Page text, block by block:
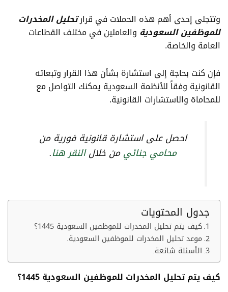
وتتجلى إحدى أهم هذه الحملات في قرارتحليل المخدرات
للموظفين السعودية والعاملين في مختلف القطاعات
العامة والخاصة.
فإن كنت بحاجة إلى استشارة بشأن هذا القرار وتبعاته
القانونية وفقاً للأنظمة السعودية يمكنك التواصل مع
للمحاماة والاستشارات القانونية.
احصل على استشارة قانونية فورية من
محامي جنائيمن خلالالنقر هنا.
جدول المحتويات
كيف يتم تحليل المخدرات للموظفين السعودية 1445؟
موعد تحليل المخدرات للموظفين السعودية.
الأسئلة شائعة.
كيف يتم تحليل المخدرات للموظفين السعودية 1445؟